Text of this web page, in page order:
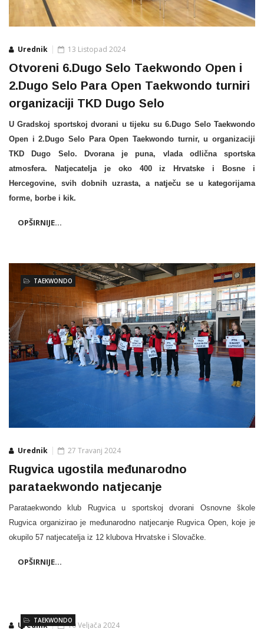
Urednik 13 Listopad 2024
Otvoreni 6.Dugo Selo Taekwondo Open i
2.Dugo Selo Para Open Taekwondo turniri
organizaciji TKD Dugo Selo
U Gradskoj sportskoj dvorani u tijeku su 6.Dugo Selo Taekwondo
Open i 2.Dugo Selo Para Open Taekwondo turnir, u organizaciji
TKD Dugo Selo. Dvorana je puna, vlada odlična sportska
atmosfera. Natjecatelja je oko 400 iz Hrvatske i Bosne i
Hercegovine, svih dobnih uzrasta, a natječu se u kategorijama
forme, borbe i kik.
OPŠIRNIJE...
Urednik
TAEKWONDO
27 Travanj 2024
Rugvica ugostila međunarodno
parataekwondo natjecanje
Parataekwondo klub Rugvica u sportskoj dvorani Osnovne škole
Rugvica organizirao je međunarodno natjecanje Rugvica Open, koje je
okupilo 57 natjecatelja iz 12 klubova Hrvatske i Slovačke.
OPŠIRNIJE...
UrednikTAEKWONDO10 Veljača 2024